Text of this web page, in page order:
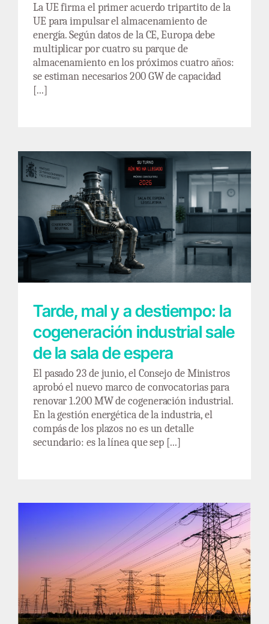
La UE firma el primer acuerdo tripartito de la
UE para impulsar el almacenamiento de
energía. Según datos de la CE, Europa debe
multiplicar por cuatro su parque de
almacenamiento en los próximos cuatro años:
se estiman necesarios 200 GW de capacidad
[...]
Tarde, mal y a destiempo: la cogeneración
industrial sale de la sala de espera
Tarde, mal y a destiempo: la
cogeneración industrial sale
de la sala de espera
El pasado 23 de junio, el Consejo de Ministros
aprobó el nuevo marco de convocatorias para
renovar 1.200 MW de cogeneración industrial.
En la gestión energética de la industria, el
compás de los plazos no es un detalle
secundario: es la línea que sep [...]
¿Redes eléctricas, quo vadis?